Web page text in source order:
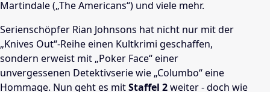
Martindale („The Americans“) und viele mehr.
Serienschöpfer Rian Johnsons hat nicht nur mit der
„Knives Out“-Reihe einen Kultkrimi geschaffen,
sondern erweist mit „Poker Face“ einer
unvergessenen Detektivserie wie „Columbo“ eine
Hommage. Nun geht es mitStaffel 2weiter - doch wie